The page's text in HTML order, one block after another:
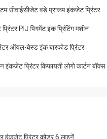
सीवाईसीजेट बड़े प्रारूप इंकजेट प्रिंटर
PIJ पिगमेंट इंक प्रिंटिंग मशीन
ऑयल-बेस्ड इंक बारकोड प्रिंटर
प्रिंटर किफायती लोगो कार्टन बॉक्स
इंकजेट प्रिंटर कोडर 6 लाइनें